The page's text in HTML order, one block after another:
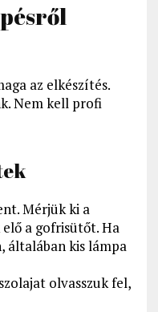
az elkészítés.
Nem kell profi
Mérjük ki a
a gofrisütőt. Ha
általában kis lámpa
olvasszuk fel,